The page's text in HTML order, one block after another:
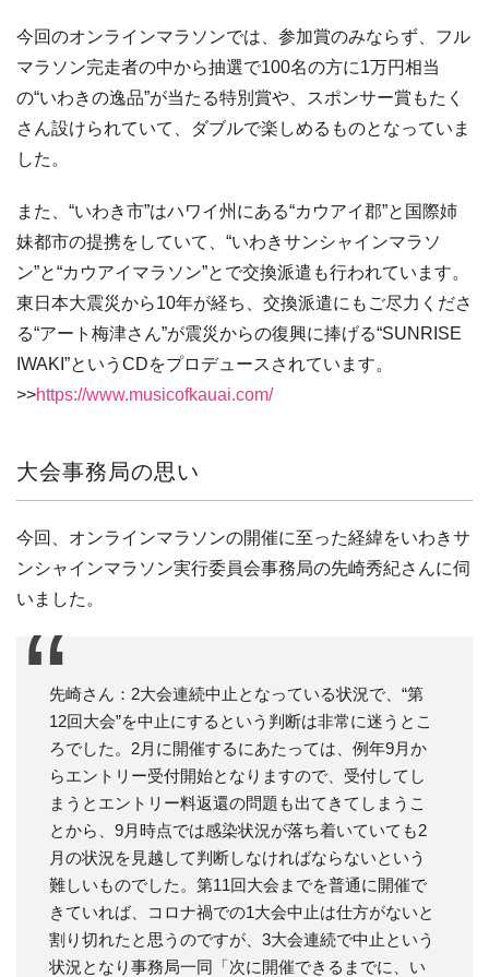
今回のオンラインマラソンでは、参加賞のみならず、フル
マラソン完走者の中から抽選で100名の方に1万円相当
の“いわきの逸品”が当たる特別賞や、スポンサー賞もたく
さん設けられていて、ダブルで楽しめるものとなっていま
した。
また、“いわき市”はハワイ州にある“カウアイ郡”と国際姉
妹都市の提携をしていて、“いわきサンシャインマラソ
ン”と“カウアイマラソン”とで交換派遣も行われています。
東日本大震災から10年が経ち、交換派遣にもご尽力くださ
る“アート梅津さん”が震災からの復興に捧げる“SUNRISE
IWAKI”というCDをプロデュースされています。
>>https://www.musicofkauai.com/
大会事務局の思い
今回、オンラインマラソンの開催に至った経緯をいわきサ
ンシャインマラソン実行委員会事務局の先崎秀紀さんに伺
いました。
先崎さん：2大会連続中止となっている状況で、“第
12回大会”を中止にするという判断は非常に迷うとこ
ろでした。2月に開催するにあたっては、例年9月か
らエントリー受付開始となりますので、受付してし
まうとエントリー料返還の問題も出てきてしまうこ
とから、9月時点では感染状況が落ち着いていても2
月の状況を見越して判断しなければならないという
難しいものでした。第11回大会までを普通に開催で
きていれば、コロナ禍での1大会中止は仕方がないと
割り切れたと思うのですが、3大会連続で中止という
状況となり事務局一同「次に開催できるまでに、い